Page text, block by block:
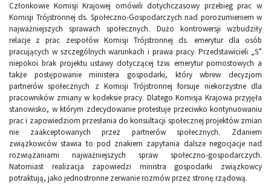
Członkowie Komisji Krajowej omówili dotychczasowy przebieg prac w
Komisji Trójstronnej ds. Społeczno-Gospodarczych nad porozumieniem w
najważniejszych sprawach społecznych. Dużo kontrowersji wzbudziły
relacje z prac zespołów Komisji Trójstronnej ds. emerytur dla osób
pracujących w szczególnych warunkach i prawa pracy. Przedstawicieli „S”
niepokoi brak projektu ustawy dotyczącej tzw. emerytur pomostowych a
także postępowanie ministera gospodarki, który wbrew decyzjom
partnerów społecznych z Komisji Trójstronnej forsuje niekorzystne dla
pracowników zmiany w kodeksie pracy. Dlatego Komisja Krajowa przyjęła
stanowisko, w którym zdecydowanie protestuje przeciwko kontynuowaniu
prac i zapowiedziom przesłania do konsultacji społecznej projektów zmian
nie zaakceptowanych przez partnerów społecznych. Zdaniem
związkowców stawia to pod znakiem zapytania dalsze negocjacje nad
rozwiązaniami najważniejszych spraw społeczno-gospodarczych.
Natomiast realizacja zapowiedzi ministra gospodarki związkowcy
potraktują, jako jednostronne zerwanie rozmów przez stronę rządową.